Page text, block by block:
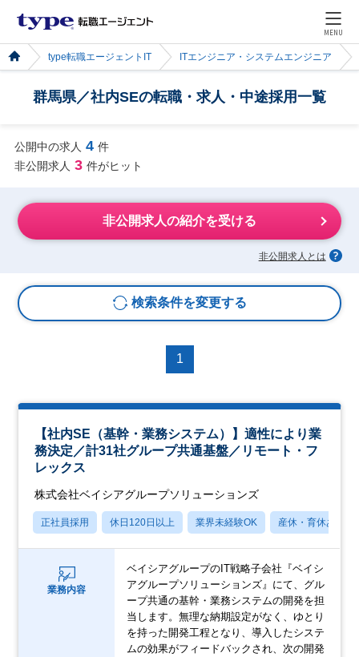
MENU
type転職エージェントIT ITエンジニア・システムエンジニア
群馬県／社内SEの転職・求人・中途採用一覧
公開中の求人 4 件
非公開求人 3 件がヒット
非公開求人の紹介を受ける
非公開求人とは
検索条件を変更する
1
【社内SE（基幹・業務システム）】適性により業
務決定／計31社グループ共通基盤／リモート・フ
レックス
株式会社ベイシアグループソリューションズ
正社員採用 休日120日以上 業界未経験OK 産休・育休あり
業務内容
ベイシアグループのIT戦略子会社『ベイシ
アグループソリューションズ』にて、グル
ープ共通の基幹・業務システムの開発を担
当します。無理な納期設定がなく、ゆとり
を持った開発工程となり、導入したシステ
ムの効果がフィードバックされ、次の開発